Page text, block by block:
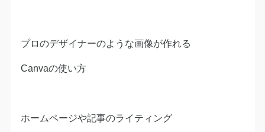
プロのデザイナーのような画像が作れる
Canvaの使い方
ホームページや記事のライティング